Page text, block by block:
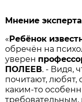
Мнение эксперта
« Ребёнок
обречён на
уверен
ПОЛЕЕВ. - Видя,
почитают, любят,
каким-то